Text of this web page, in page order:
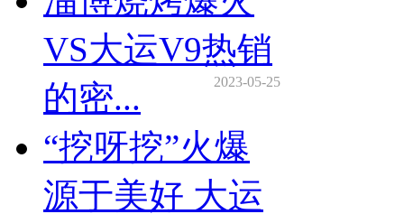
VS大运V9热销
的密...
2023-05-25
“挖呀挖”火爆
源于美好 大运